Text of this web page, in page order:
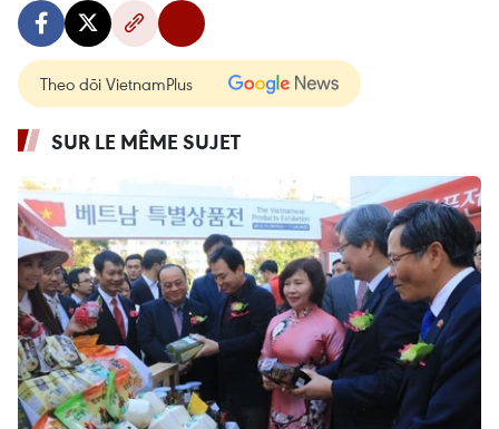
Theo dõi VietnamPlus
SUR LE MÊME SUJET